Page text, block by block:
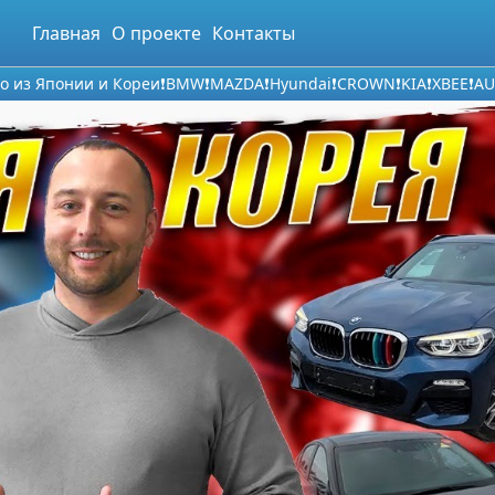
Главная О проекте Контакты
и